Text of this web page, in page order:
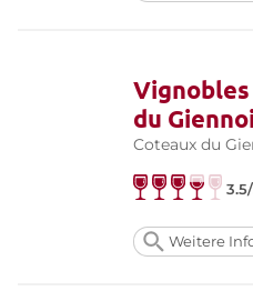
du
Coteaux du
Weitere